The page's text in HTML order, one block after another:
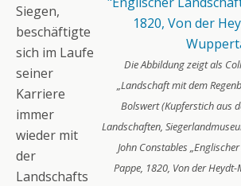
Die Abbildung zeigt als
„Landschaft mit dem
Bolswert (Kupferstich aus
Landschaften,
John Constables
Pappe, 1820, Von der
Siegen,
beschäftigte
sich im Laufe
seiner
Karriere
immer
wieder mit
der
Landschafts